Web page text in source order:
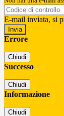
E-mail inviata, si
Errore
Chiudi
Successo
Chiudi
Informazione
Chiudi